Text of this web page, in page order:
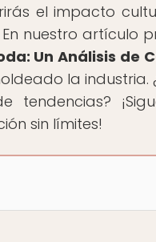
el impacto
nuestro artículo
Un Análisis de
la industria.
tendencias?
sin límites!